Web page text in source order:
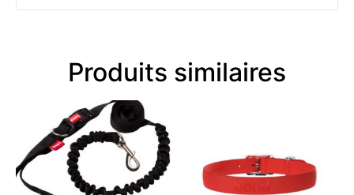
Produits similaires